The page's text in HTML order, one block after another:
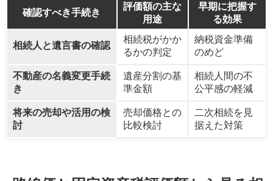
確認すべき手続き
評価額の主な
用途
早期に把握す
る効果
相続人と遺言書の確認
相続税がかか
るかの判定
納税資金準備
のめど
不動産の名義変更手続
き
遺産分割の基
準金額
相続人間の不
公平感の軽減
将来の売却や活用の検
討
売却価格との
比較検討
二次相続を見
据えた対策